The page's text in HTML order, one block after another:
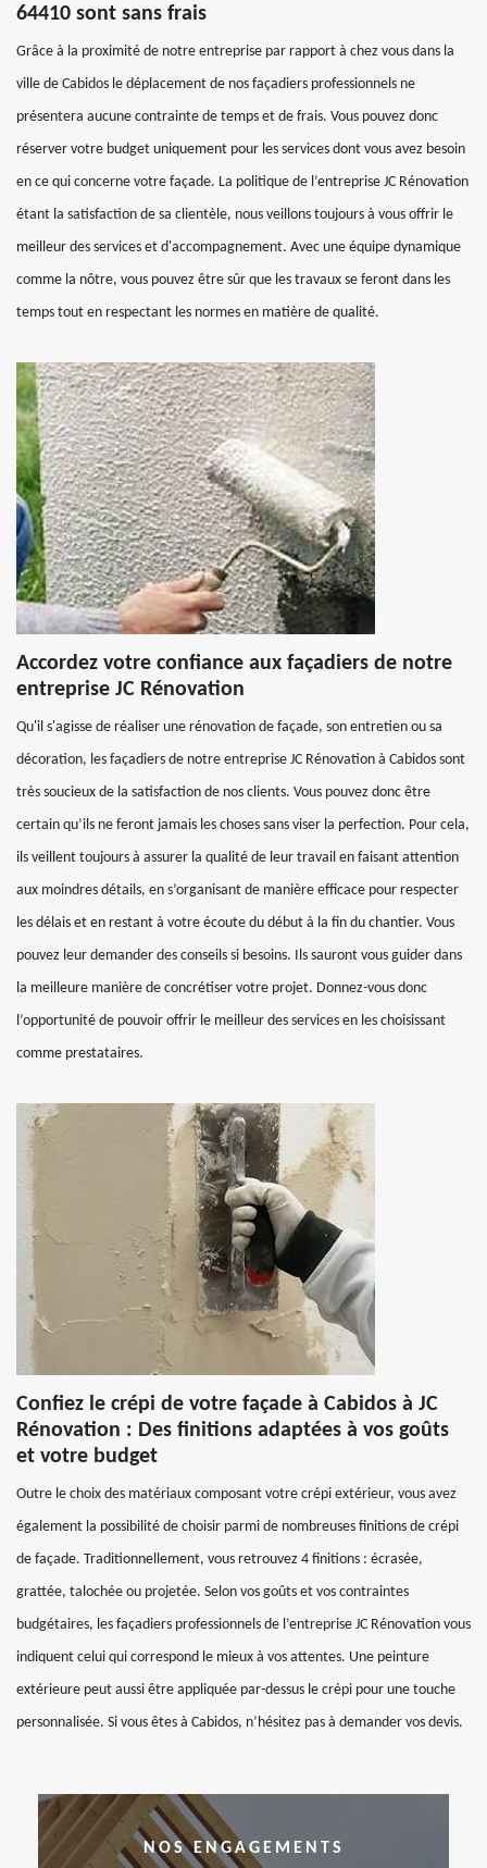
64410 sont sans frais
Grâce à la proximité de notre entreprise par rapport à chez vous dans la
ville de Cabidos le déplacement de nos façadiers professionnels ne
présentera aucune contrainte de temps et de frais. Vous pouvez donc
réserver votre budget uniquement pour les services dont vous avez besoin
en ce qui concerne votre façade. La politique de l’entreprise JC Rénovation
étant la satisfaction de sa clientèle, nous veillons toujours à vous offrir le
meilleur des services et d'accompagnement. Avec une équipe dynamique
comme la nôtre, vous pouvez être sûr que les travaux se feront dans les
temps tout en respectant les normes en matière de qualité.
Accordez votre confiance aux façadiers de notre
entreprise JC Rénovation
Qu'il s'agisse de réaliser une rénovation de façade, son entretien ou sa
décoration, les façadiers de notre entreprise JC Rénovation à Cabidos sont
très soucieux de la satisfaction de nos clients. Vous pouvez donc être
certain qu’ils ne feront jamais les choses sans viser la perfection. Pour cela,
ils veillent toujours à assurer la qualité de leur travail en faisant attention
aux moindres détails, en s’organisant de manière efficace pour respecter
les délais et en restant à votre écoute du début à la fin du chantier. Vous
pouvez leur demander des conseils si besoins. Ils sauront vous guider dans
la meilleure manière de concrétiser votre projet. Donnez-vous donc
l’opportunité de pouvoir offrir le meilleur des services en les choisissant
comme prestataires.
Confiez le crépi de votre façade à Cabidos à JC
Rénovation : Des finitions adaptées à vos goûts
et votre budget
Outre le choix des matériaux composant votre crépi extérieur, vous avez
également la possibilité de choisir parmi de nombreuses finitions de crépi
de façade. Traditionnellement, vous retrouvez 4 finitions : écrasée,
grattée, talochée ou projetée. Selon vos goûts et vos contraintes
budgétaires, les façadiers professionnels de l’entreprise JC Rénovation vous
indiquent celui qui correspond le mieux à vos attentes. Une peinture
extérieure peut aussi être appliquée par-dessus le crépi pour une touche
personnalisée. Si vous êtes à Cabidos, n’hésitez pas à demander vos devis.
NOS ENGAGEMENTS